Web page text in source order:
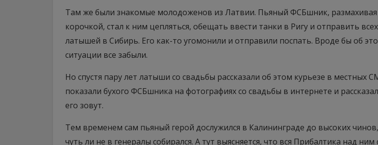
Там же были знакомые молодоженов из Латвии. Пьяный ФСБшник, размахивая
корочкой, стал к ним цепляться, обещать ввести танки в Ригу и отправить всех
латышей в Сибирь. Его как-то угомонили и отправили поспать. Вроде бы об
ситуации все забыли.
Но спустя пару лет латыши со свадьбы рассказали об этом курьезе в местных
показали бухого ФСБшника на фотографиях со свадьбы в интернете и
его зовут.
Тем временем сам пьяный герой дослужился в Калининграде до высоких
чуть ли не в генералы собирался. А тут выясняется, что вся Прибалтика над ним